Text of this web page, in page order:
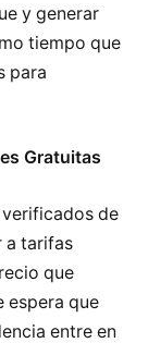
y generar
tiempo que
para
Gratuitas
de
a tarifas
que
espera que
entre en